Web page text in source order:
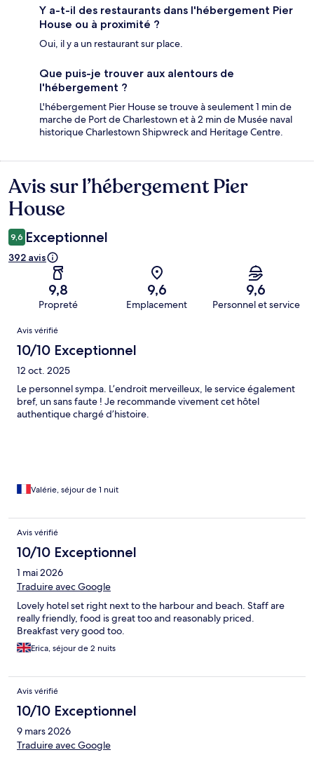
Y a-t-il des restaurants dans l'hébergement Pier
House ou à proximité ?
Oui, il y a un restaurant sur place.
Que puis-je trouver aux alentours de
l'hébergement ?
L'hébergement Pier House se trouve à seulement 1 min de
marche de Port de Charlestown et à 2 min de Musée naval
historique Charlestown Shipwreck and Heritage Centre.
Avis
Avis sur l’hébergement Pier
House
9,6 Exceptionnel
392 avis
9,8
Propreté
9,6
Emplacement
9,6
Personnel et service
Avis
Avis vérifié
10/10 Exceptionnel
12 oct. 2025
Le personnel sympa. L’endroit merveilleux, le service également
bref, un sans faute ! Je recommande vivement cet hôtel
authentique chargé d’histoire.
Valérie, séjour de 1 nuit
Avis vérifié
10/10 Exceptionnel
1 mai 2026
Traduire avec Google
Lovely hotel set right next to the harbour and beach. Staff are
really friendly, food is great too and reasonably priced.
Breakfast very good too.
Erica, séjour de 2 nuits
Avis vérifié
10/10 Exceptionnel
9 mars 2026
Traduire avec Google